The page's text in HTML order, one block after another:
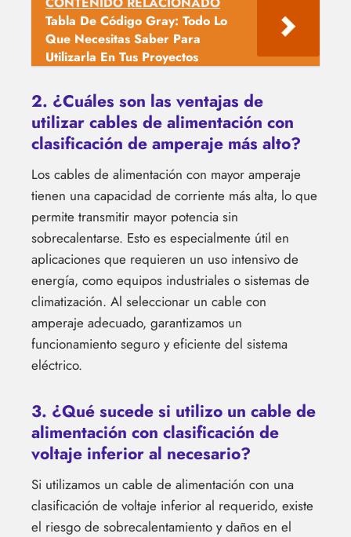
Tabla De Código Gray: Todo Lo
Que Necesitas Saber Para
Utilizarla En Tus Proyectos
2. ¿Cuáles son las ventajas de
utilizar cables de alimentación con
clasificación de amperaje más alto?
Los cables de alimentación con mayor amperaje
tienen una capacidad de corriente más alta, lo que
permite transmitir mayor potencia sin
sobrecalentarse. Esto es especialmente útil en
aplicaciones que requieren un uso intensivo de
energía, como equipos industriales o sistemas de
climatización. Al seleccionar un cable con
amperaje adecuado, garantizamos un
funcionamiento seguro y eficiente del sistema
eléctrico.
3. ¿Qué sucede si utilizo un cable de
alimentación con clasificación de
voltaje inferior al necesario?
Si utilizamos un cable de alimentación con una
clasificación de voltaje inferior al requerido, existe
el riesgo de sobrecalentamiento y daños en el